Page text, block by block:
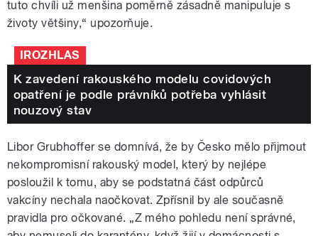
tuto chvíli už menšina poměrně zásadně manipuluje s
životy většiny,“ upozorňuje.
IROZHLAS
K zavedení rakouského modelu covidových
opatření je podle právníků potřeba vyhlásit
nouzový stav
Libor Grubhoffer se domnívá, že by Česko mělo přijmout
nekompromisní rakouský model, který by nejlépe
posloužil k tomu, aby se podstatná část odpůrců
vakcíny nechala naočkovat. Zpřísnil by ale současně
pravidla pro očkované. „Z mého pohledu není správné,